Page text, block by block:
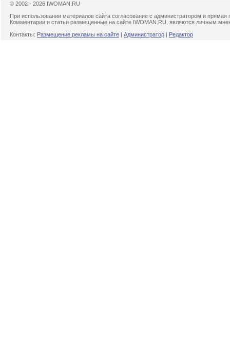
© 2002 - 2026 IWOMAN.RU
При использовании материалов сайта согласование с администратором и прямая
Комментарии и статьи размещенные на сайте IWOMAN.RU, являются личным
Контакты: Размещение рекламы на сайте | Администратор | Редактор